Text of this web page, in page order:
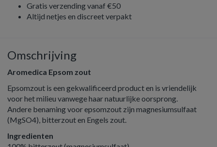
Gratis verzending vanaf €50
Altijd netjes en discreet verpakt
Omschrijving
Aromedica Epsom zout
Epsomzout is een gekwalificeerd product en is vriendelijk
voor het milieu vanwege haar natuurlijke oorsprong.
Andere benaming voor epsomzout zijn magnesiumsulfaat
(MgSO4), bitterzout en Engels zout.
Ingredienten